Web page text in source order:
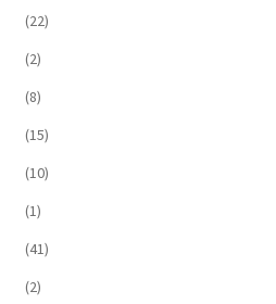
(22)
(2)
(8)
(15)
(10)
(1)
(41)
(2)